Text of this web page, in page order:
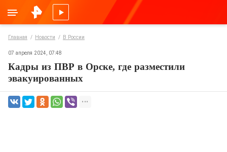
Главная Новости В России
07 апреля 2024, 07:48
Кадры из ПВР в Орске, где разместили
эвакуированных